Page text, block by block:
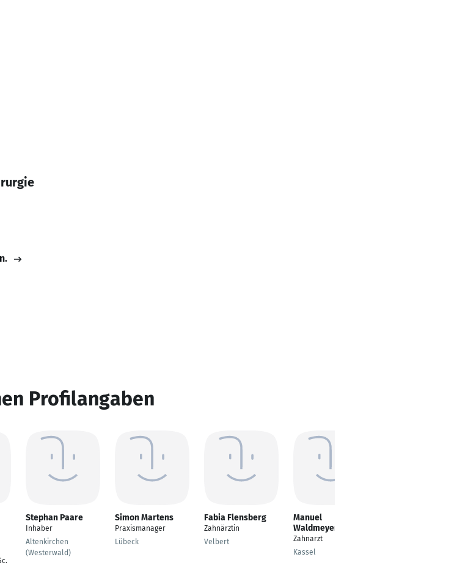
Profilangaben
Stephan Paare
Inhaber
Altenkirchen
(Westerwald)
Simon Martens
Praxismanager
Lübeck
Fabia Flensberg
Zahnärztin
Velbert
Manuel
Waldmeyer
Zahnarzt
Kassel